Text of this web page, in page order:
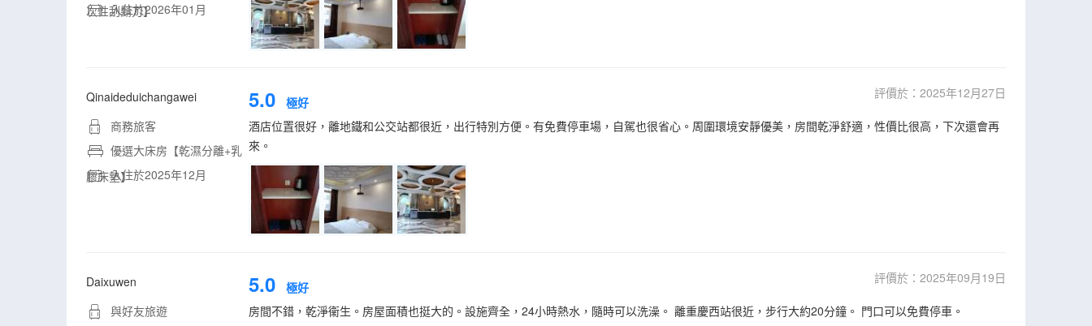
次性刮鬍刀】
入住於2026年01月
Qinaideduichangawei
商務旅客
優選大床房【乾濕分離+乳
膠床墊】
入住於2025年12月
5.0 極好
評價於：2025年12月27日
酒店位置很好，離地鐵和公交站都很近，出行特別方便。有免費停車場，自駕也很省心。周圍環境安靜優美，房間乾淨舒適，性價比很高，下次還會再
來。
Daixuwen
與好友旅遊
5.0 極好
評價於：2025年09月19日
房間不錯，乾淨衞生。房屋面積也挺大的。設施齊全，24小時熱水，隨時可以洗澡。 離重慶西站很近，步行大約20分鐘。 門口可以免費停車。